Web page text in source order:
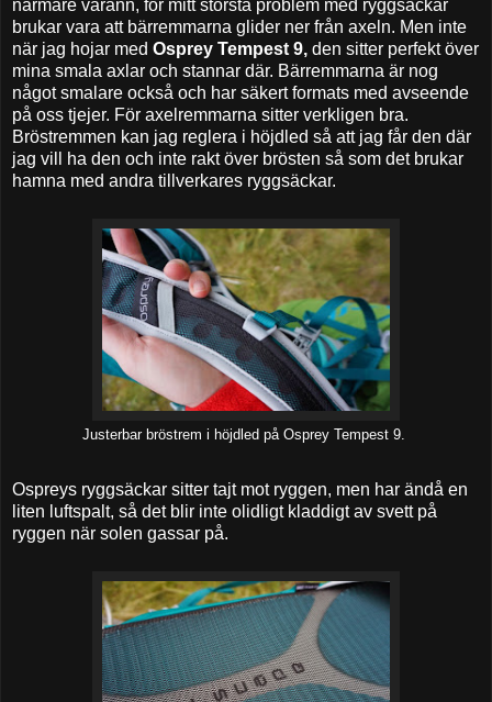
närmare varann, för mitt största problem med ryggsäckar
brukar vara att bärremmarna glider ner från axeln. Men inte
när jag hojar med Osprey Tempest 9, den sitter perfekt över
mina smala axlar och stannar där. Bärremmarna är nog
något smalare också och har säkert formats med avseende
på oss tjejer. För axelremmarna sitter verkligen bra.
Bröstremmen kan jag reglera i höjdled så att jag får den där
jag vill ha den och inte rakt över brösten så som det brukar
hamna med andra tillverkares ryggsäckar.
Justerbar bröstrem i höjdled på Osprey Tempest 9.
Ospreys ryggsäckar sitter tajt mot ryggen, men har ändå en
liten luftspalt, så det blir inte olidligt kladdigt av svett på
ryggen när solen gassar på.